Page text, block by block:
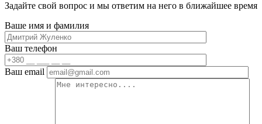
Задайте свой вопрос и мы ответим на него в ближайшее время
Ваше имя и фамилия
Ваш телефон
Ваш email